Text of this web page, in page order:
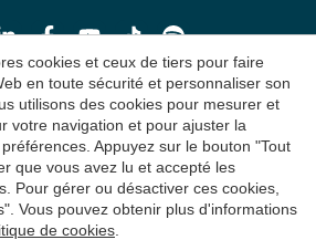
2026 © Durán Carasso
Avis juridique
de Confidentialité
cookies et ceux de tiers pour faire
en toute sécurité et personnaliser son
utilisons des cookies pour mesurer et
votre navigation et pour ajuster la
Appuyez sur le bouton "Tout
que vous avez lu et accepté les
Pour gérer ou désactiver ces cookies,
Vous pouvez obtenir plus d'informations
de cookies.